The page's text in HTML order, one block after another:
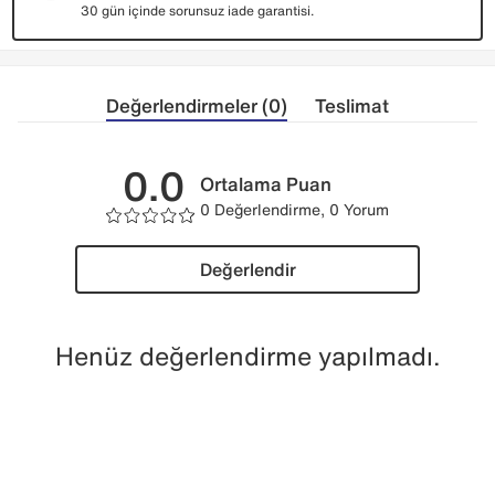
30 gün içinde sorunsuz iade garantisi.
Değerlendirmeler (0) Teslimat
0.0 Ortalama Puan
0 Değerlendirme, 0 Yorum
Değerlendir
Henüz değerlendirme yapılmadı.